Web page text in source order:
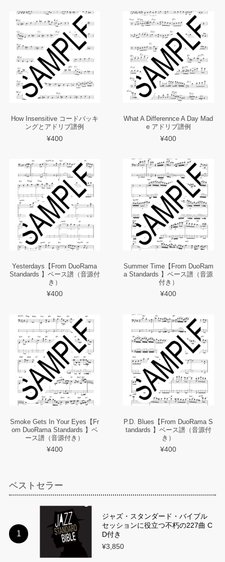
How Insensitive コードバッキ
ングとアドリブ譜例
¥400
What A Differennce A Day Mad
e アドリブ譜例
¥400
Yesterdays【From DuoRama
Standards 】ベース譜（音源付
き）
¥400
Summer Time【From DuoRam
a Standards 】ベース譜（音源
付き）
¥400
Smoke Gets In Your Eyes【Fr
om DuoRama Standards 】ベ
ース譜（音源付き）
¥400
P.D. Blues【From DuoRama S
tandards 】ベース譜（音源付
き）
¥400
ベストセラー
ジャズ・スタンダード・バイブル
セッションに役立つ不朽の227曲 C
D付き
¥3,850